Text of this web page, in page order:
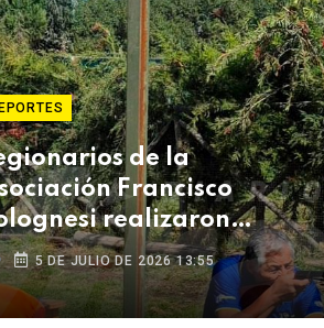
de la
Francisco
realizaron
social y deportiva
Arequipa
5 DE JULIO DE 2026 13:55